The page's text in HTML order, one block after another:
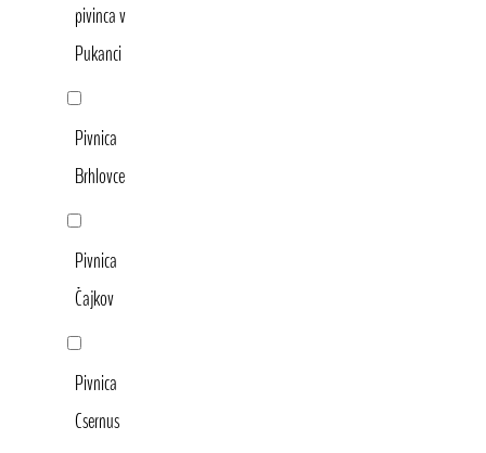
pivinca v
Pukanci
Pivnica
Brhlovce
Pivnica
Čajkov
Pivnica
Csernus